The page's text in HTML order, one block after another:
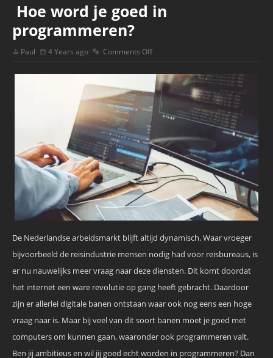
Hoe word je goed in
programmeren?
Paul 4 Years ago Comments Off
De Nederlandse arbeidsmarkt blijft altijd dynamisch. Waar vroeger
bijvoorbeeld de reisindustrie mensen nodig had voor reisbureaus, is
er nu nauwelijks meer vraag naar deze diensten. Dit komt doordat
het internet een ware revolutie op gang heeft gebracht. Daardoor
zijn er allerlei digitale banen ontstaan waar ook nog eens een hoge
vraag naar is. Maar bij veel van dit soort banen moet je goed met
computers om kunnen gaan, waaronder ook programmeren valt.
Ben jij ambitieus en wil jij goed echt worden in programmeren? Dan